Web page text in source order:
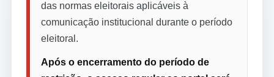
das normas eleitorais aplicáveis à
comunicação institucional durante o período
eleitoral.
Após o encerramento do período de